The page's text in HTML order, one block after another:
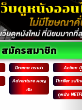
Drama ดราม่า Action บู๊
Adventure ผจญ
ภัย
Thriller ระทึ
ดูหนัง
สมัครสมาชิก